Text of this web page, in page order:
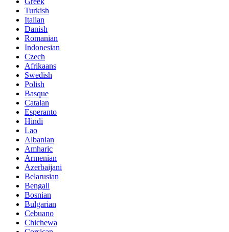
Turkish
Italian
Danish
Romanian
Indonesian
Czech
Afrikaans
Swedish
Polish
Basque
Catalan
Esperanto
Hindi
Lao
Albanian
Amharic
Armenian
Azerbaijani
Belarusian
Bengali
Bosnian
Bulgarian
Cebuano
Chichewa